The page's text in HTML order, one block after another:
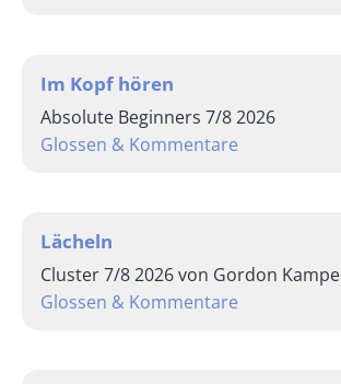
Im Kopf hören
Absolute Beginners 7/8 2026
Glossen & Kommentare
Lächeln
Cluster 7/8 2026 von Gordon Kampe
Glossen & Kommentare